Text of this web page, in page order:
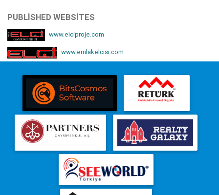
PUBLISHED WEBSITES
www.elciproje.com
www.emlakelcisi.com